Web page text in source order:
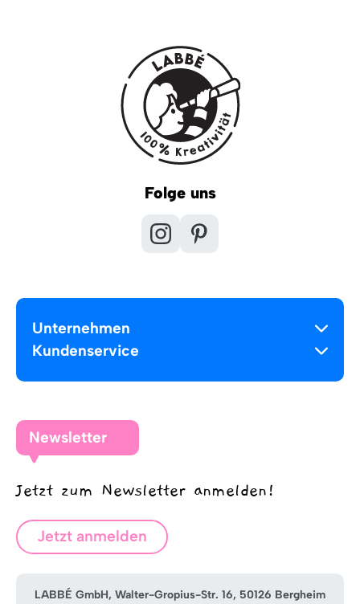
Folge uns
Unternehmen
Kundenservice
Newsletter
Jetzt zum Newsletter anmelden!
Jetzt anmelden
LABBÉ GmbH, Walter-Gropius-Str. 16, 50126 Bergheim